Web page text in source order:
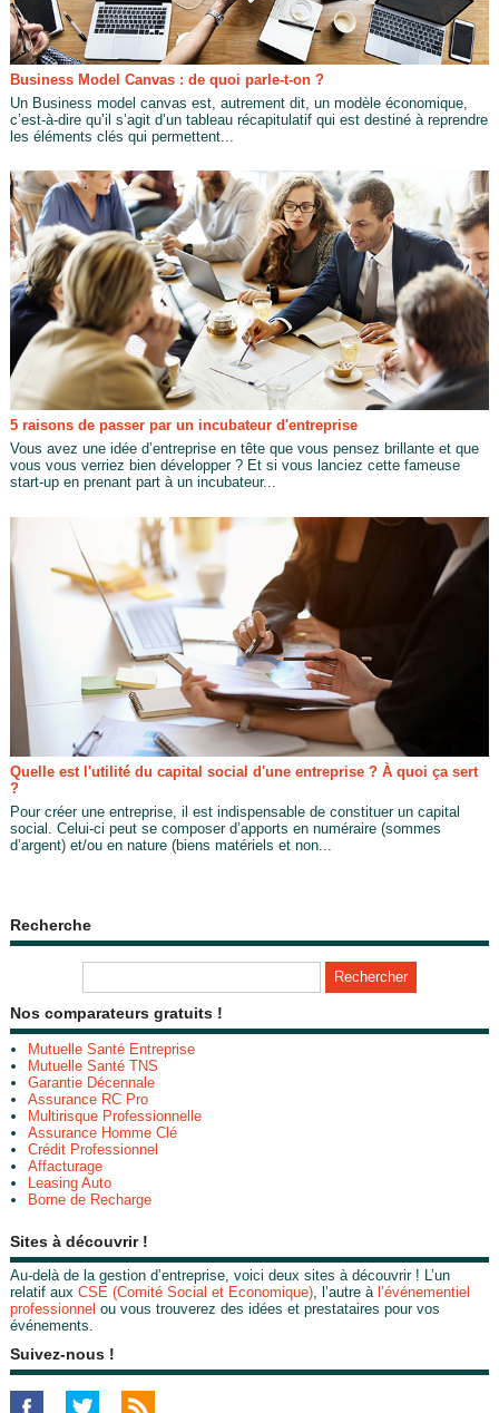
Business Model Canvas : de quoi parle-t-on ?
Un Business model canvas est, autrement dit, un modèle économique,
c’est-à-dire qu’il s’agit d’un tableau récapitulatif qui est destiné à reprendre
les éléments clés qui permettent...
5 raisons de passer par un incubateur d'entreprise
Vous avez une idée d’entreprise en tête que vous pensez brillante et que
vous vous verriez bien développer ? Et si vous lanciez cette fameuse
start-up en prenant part à un incubateur...
Quelle est l'utilité du capital social d'une entreprise ? À quoi ça sert
?
Pour créer une entreprise, il est indispensable de constituer un capital
social. Celui-ci peut se composer d’apports en numéraire (sommes
d’argent) et/ou en nature (biens matériels et non...
Recherche
Nos comparateurs gratuits !
Mutuelle Santé Entreprise
Mutuelle Santé TNS
Garantie Décennale
Assurance RC Pro
Multirisque Professionnelle
Assurance Homme Clé
Crédit Professionnel
Affacturage
Leasing Auto
Borne de Recharge
Sites à découvrir !
Au-delà de la gestion d’entreprise, voici deux sites à découvrir ! L’un
relatif aux CSE (Comité Social et Economique), l’autre à l’événementiel
professionnel ou vous trouverez des idées et prestataires pour vos
événements.
Suivez-nous !